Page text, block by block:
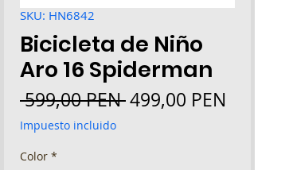
SKU: HN6842
Bicicleta de Niño
Aro 16 Spiderman
599,00 PEN Precio
499,00 PEN
Impuesto incluido
Color *